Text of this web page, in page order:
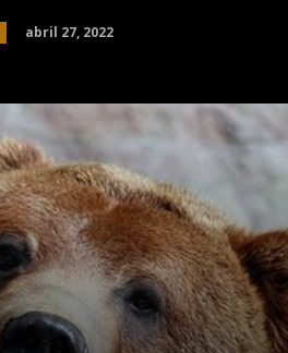
abril 27, 2022